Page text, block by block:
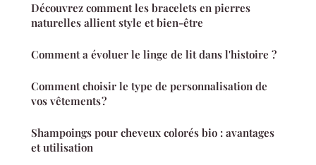
Découvrez comment les bracelets en pierres
naturelles allient style et bien-être
Comment a évoluer le linge de lit dans l'histoire ?
Comment choisir le type de personnalisation de
vos vêtements ?
Shampoings pour cheveux colorés bio : avantages
et utilisation